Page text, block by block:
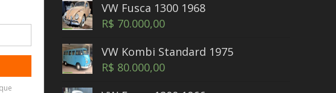
VW Fusca 1300 1968
R$ 70.000,00
VW Kombi Standard 1975
R$ 80.000,00